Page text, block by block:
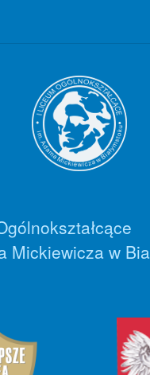
Mickiewicza w